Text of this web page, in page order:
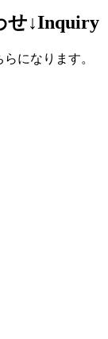
せ↓Inquiry
になります。